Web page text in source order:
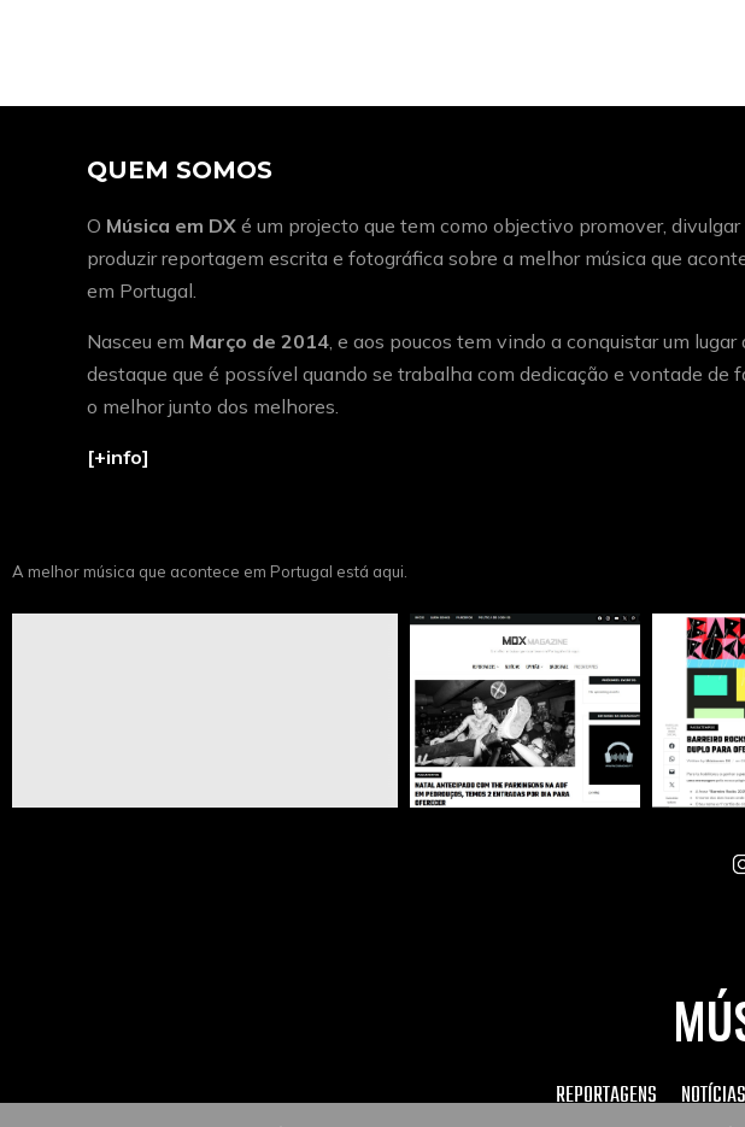
QUEM SOMOS
O Música em DX é um projecto que tem como objectivo promover, divulgar
produzir reportagem escrita e fotográfica sobre a melhor música que
em Portugal.
Nasceu em Março de 2014 , e aos poucos tem vindo a conquistar um lugar
destaque que é possível quando se trabalha com dedicação e vontade de
o melhor junto dos melhores.
[+info]
A melhor música que acontece em Portugal está aqui.
REPORTAGENS NOTÍCIAS